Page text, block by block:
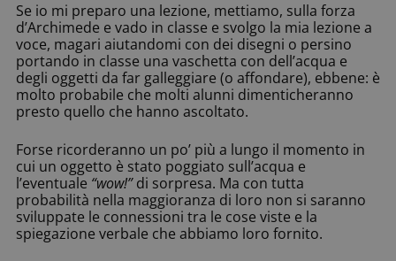
Se io mi preparo una lezione, mettiamo, sulla forza
d’Archimede e vado in classe e svolgo la mia lezione a
voce, magari aiutandomi con dei disegni o persino
portando in classe una vaschetta con dell’acqua e
degli oggetti da far galleggiare (o affondare), ebbene: è
molto probabile che molti alunni dimenticheranno
presto quello che hanno ascoltato.
Forse ricorderanno un po’ più a lungo il momento in
cui un oggetto è stato poggiato sull’acqua e
l’eventuale “wow!”di sorpresa. Ma con tutta
probabilità nella maggioranza di loro non si saranno
sviluppate le connessioni tra le cose viste e la
spiegazione verbale che abbiamo loro fornito.